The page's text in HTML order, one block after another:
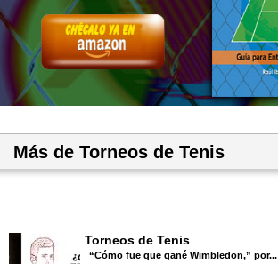
Más de Torneos de Tenis
Torneos de Tenis
“Cómo fue que gané Wimbledon,” por...